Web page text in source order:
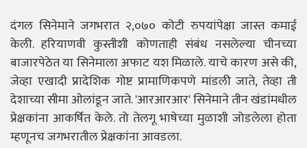
दंगल सिनेमाने जगभरात २,०७० कोटी रुपयांपेक्षा जास्त कमाई
केली. हरियाणवी कुस्तीशी कोणताही संबंध नसलेल्या चीनच्या
बाजारपेठेत या सिनेमाला अफाट यश मिळाले. याचे कारण असे की,
जेव्हा एखादी प्रादेशिक गोष्ट प्रामाणिकपणे मांडली जाते, तेव्हा ती
देशाच्या सीमा ओलांडून जाते. 'आरआरआर' सिनेमाने तीन खंडांमधील
प्रेक्षकांना आकर्षित केले. तो तेलगू भाषेच्या मुळाशी जोडलेला होता
म्हणूनच जगभरातील प्रेक्षकांना आवडला.